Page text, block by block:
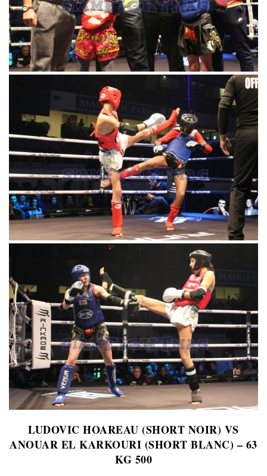
LUDOVIC HOAREAU (SHORT NOIR) VS
ANOUAR EL KARKOURI (SHORT BLANC) – 63
KG 500